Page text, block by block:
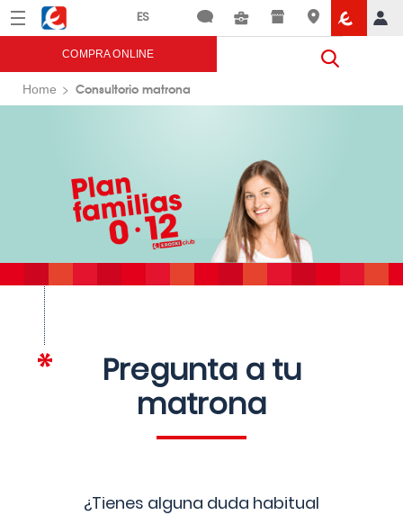
Menú Eroski
COMPRA ONLINE
Home Consultorio matrona
Pregunta a tu
matrona
¿Tienes alguna duda habitual